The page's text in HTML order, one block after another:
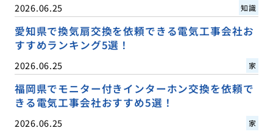
2026.06.25 知識
愛知県で換気扇交換を依頼できる電気工事会社お
すすめランキング5選！
2026.06.25 家
福岡県でモニター付きインターホン交換を依頼で
きる電気工事会社おすすめ5選！
2026.06.25 家